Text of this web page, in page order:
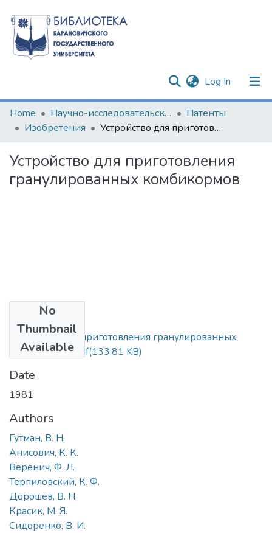
Log In (current)
Communities & Collections
All of DSpace
Statistics
Home Научно-исследовательские разработки
Патенты
Изобретения
Устройство для приготовления гранулированных комбикормов
Устройство для приготовления
гранулированных комбикормов
No
Thumbnail
Available
Устройство для приготовления гранулированных
комбикормов.pdf(133.81 KB)
Date
1981
Authors
Гутман, В. Н.
Анисович, К. К.
Веренич, Ф. Л.
Терпиловский, К. Ф.
Дорошев, В. Н.
Красик, М. Я.
Сидоренко, В. И.